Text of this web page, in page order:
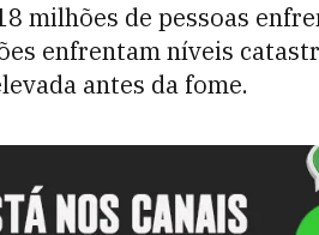
milhões de pessoas
enfrentam níveis
antes da fome.